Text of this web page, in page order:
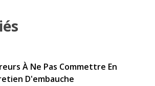
À Ne Pas Commettre En
D'embauche